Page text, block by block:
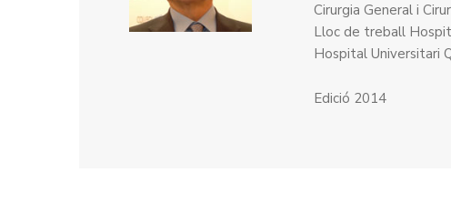
Cirurgia General i
Lloc de treball
Hospital Universitari
Edició 2014